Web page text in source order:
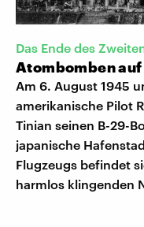
Das Ende des
Atombomben
Am 6. August 1945
amerikanische Pilot
Tinian seinen B-29-
japanische
Flugzeugs befindet
harmlos klingenden